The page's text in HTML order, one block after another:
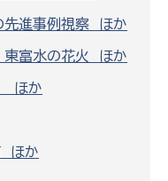
先進事例視察 ほか
東富水の花火 ほか
ほか
ほか